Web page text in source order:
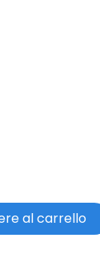
al carrello